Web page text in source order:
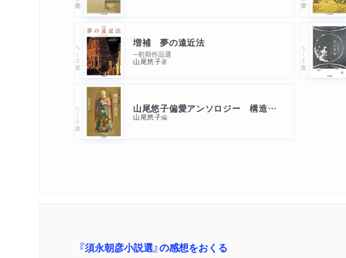
ちくま文庫 増補 夢の遠近法
─初期作品選
山尾悠子著
ちくま文庫
ちくま文庫 山尾悠子偏愛アンソロジー 構造と美文
山尾悠子編
『須永朝彦小説選』の感想をおくる